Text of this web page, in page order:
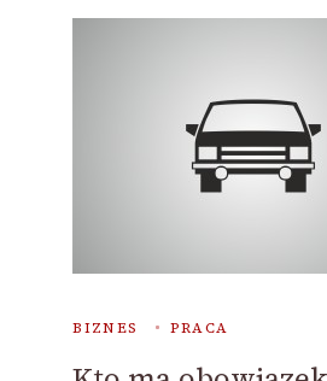
BIZNES PRACA